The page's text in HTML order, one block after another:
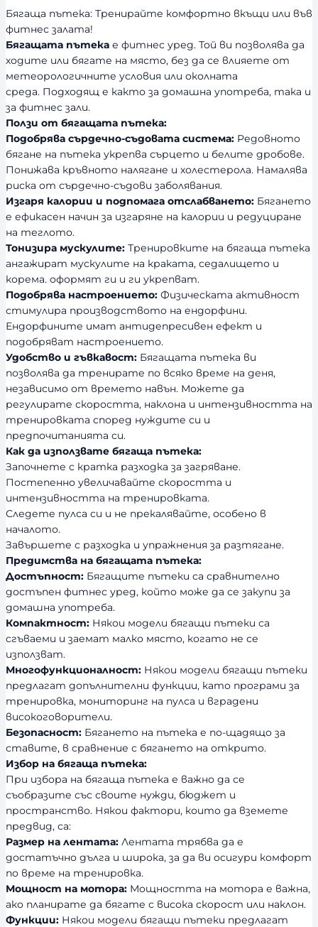
Бягаща пътека: Тренирайте комфортно вкъщи или във
фитнес залата!
Бягащата пътека е фитнес уред. Той ви позволява да
ходите или бягате на място, без да се влияете от
метеорологичните условия или околната
среда. Подходящ е както за домашна употреба, така и
за фитнес зали.
Ползи от бягащата пътека:
Подобрява сърдечно-съдовата система: Редовното
бягане на пътека укрепва сърцето и белите дробове.
Понижава кръвното налягане и холестерола. Намалява
риска от сърдечно-съдови заболявания.
Изгаря калории и подпомага отслабването: Бягането
е ефикасен начин за изгаряне на калории и редуциране
на теглото.
Тонизира мускулите: Тренировките на бягаща пътека
ангажират мускулите на краката, седалището и
корема. оформят ги и ги укрепват.
Подобрява настроението: Физическата активност
стимулира производството на ендорфини.
Ендорфините имат антидепресивен ефект и
подобряват настроението.
Удобство и гъвкавост: Бягащата пътека ви
позволява да тренирате по всяко време на деня,
независимо от времето навън. Можете да
регулирате скоростта, наклона и интензивността на
тренировката според нуждите си и
предпочитанията си.
Как да използвате бягаща пътека:
Започнете с кратка разходка за загряване.
Постепенно увеличавайте скоростта и
интензивността на тренировката.
Следете пулса си и не прекалявайте, особено в
началото.
Завършете с разходка и упражнения за разтягане.
Предимства на бягащата пътека:
Достъпност: Бягащите пътеки са сравнително
достъпен фитнес уред, който може да се закупи за
домашна употреба.
Компактност: Някои модели бягащи пътеки са
сгъваеми и заемат малко място, когато не се
използват.
Многофункционалност: Някои модели бягащи пътеки
предлагат допълнителни функции, като програми за
тренировка, мониторинг на пулса и вградени
високоговорители.
Безопасност: Бягането на пътека е по-щадящо за
ставите, в сравнение с бягането на открито.
Избор на бягаща пътека:
При избора на бягаща пътека е важно да се
съобразите със своите нужди, бюджет и
пространство. Някои фактори, които да вземете
предвид, са:
Размер на лентата: Лентата трябва да е
достатъчно дълга и широка, за да ви осигури комфорт
по време на тренировка.
Мощност на мотора: Мощността на мотора е важна,
ако планирате да бягате с висока скорост или наклон.
Функции: Някои модели бягащи пътеки предлагат